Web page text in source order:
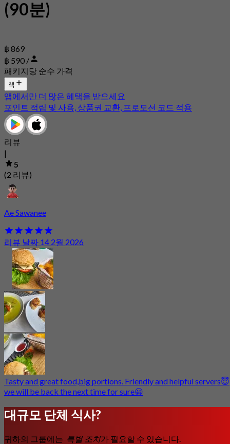
(90분)
฿ 869
฿ 590 /
패키지당 순수 가격
책
앱에서만 더 많은 혜택을 받으세요
포인트 적립 및 사용, 상품권 교환, 프로모션 코드 적용
리뷰
|
5
(2 리뷰)
Ae Sawanee
리뷰 날짜 14 2월 2026
Tasty and great food,big portions. Friendly and helpful servers😇
we will be back the next time for sure😀
대규모 단체 식사?
귀하의 그룹에는 특별 조치가 필요할 수 있습니다.